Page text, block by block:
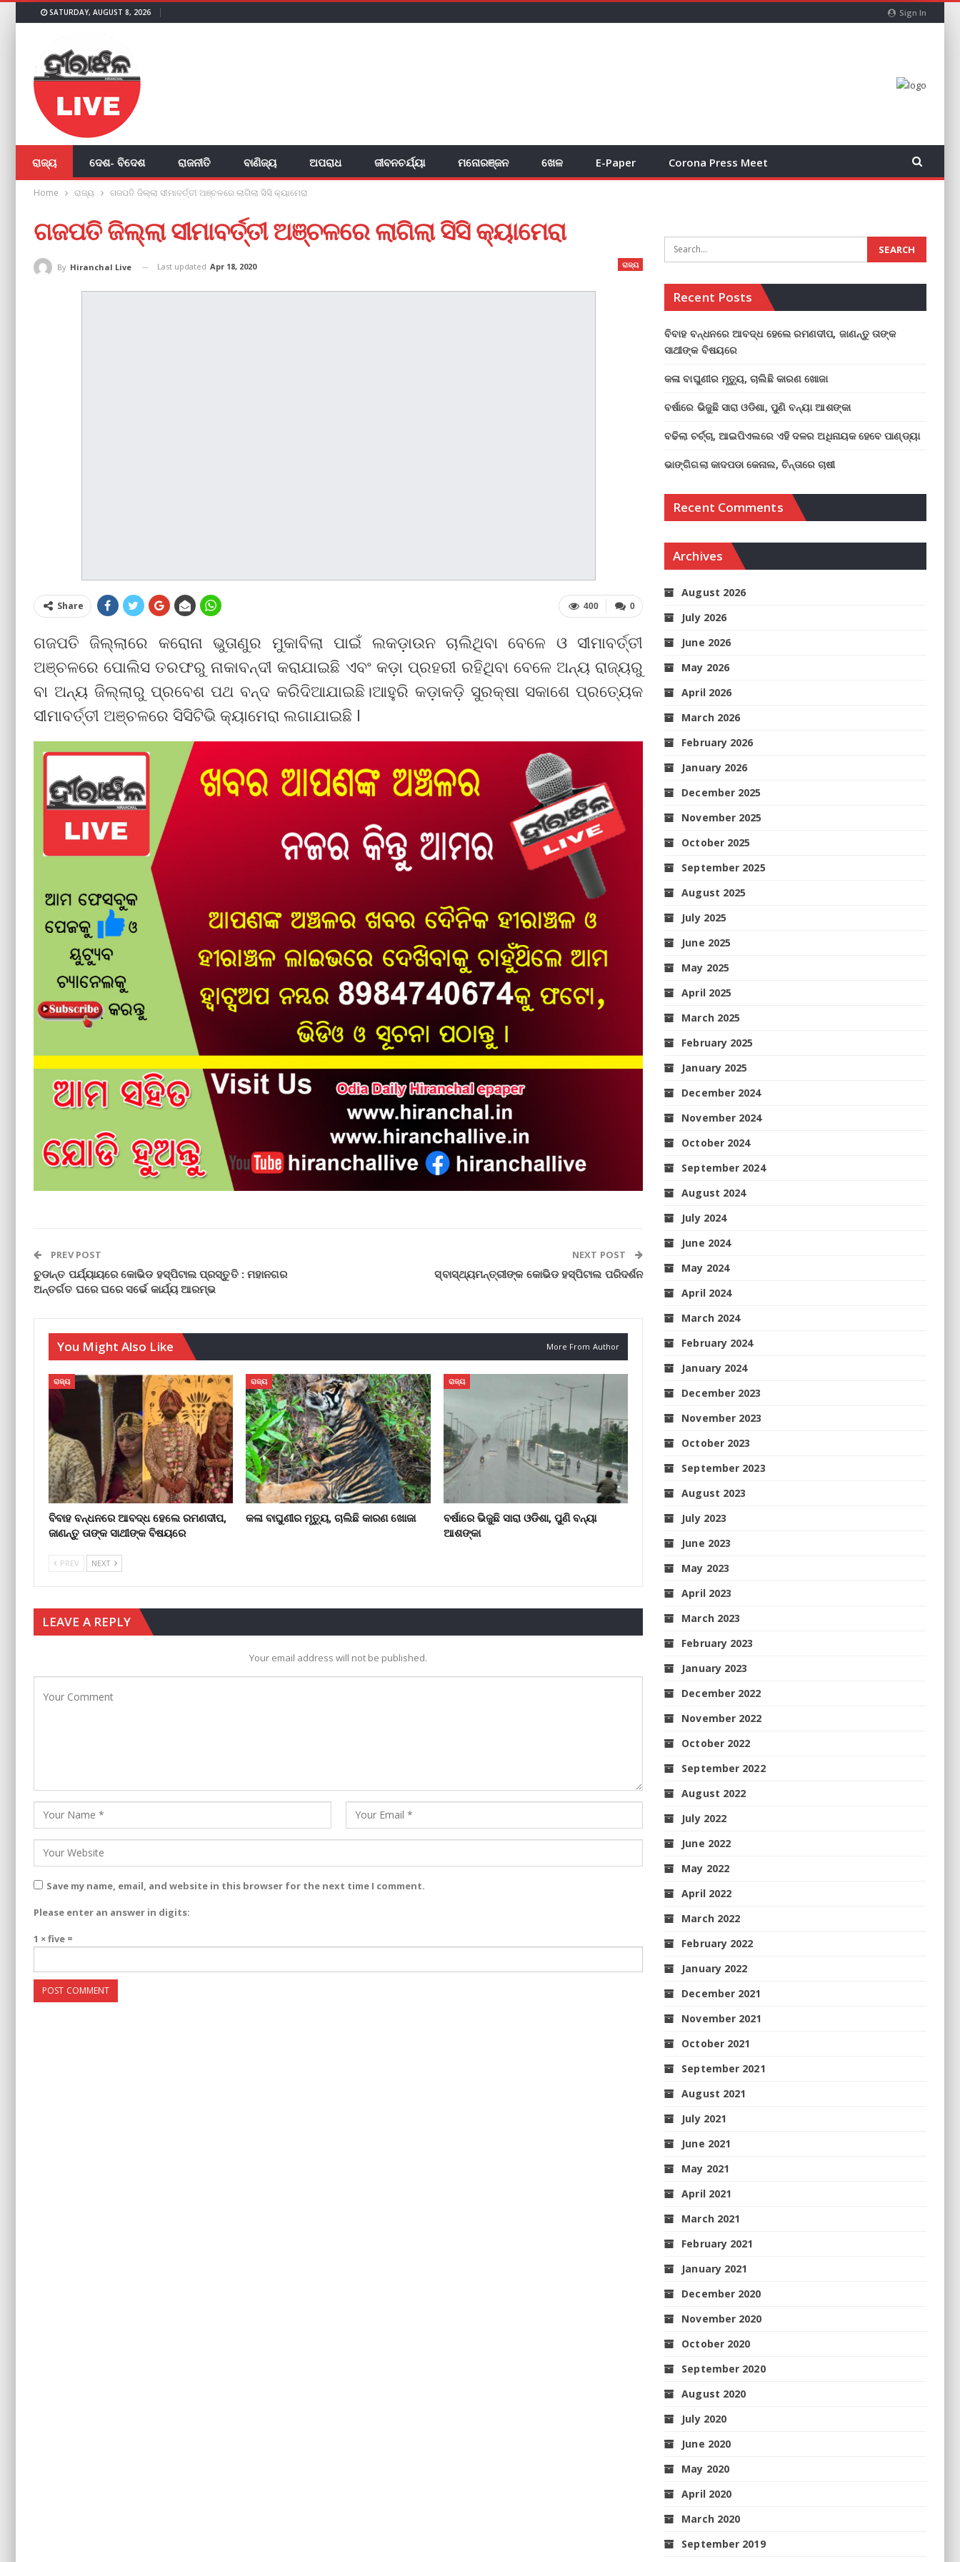
Sign In
SATURDAY, AUGUST 8, 2026
ରାଜ୍ୟ ଦେଶ- ବିଦେଶ ରାଜନୀତି ବାଣିଜ୍ୟ ଅପରାଧ ଜୀବନଚର୍ଯ୍ୟା ମନୋରଞ୍ଜନ ଖେଳ E-Paper Corona Press Meet
Home ରାଜ୍ୟ ଗଜପତି ଜିଲ୍ଲା ସୀମାବର୍ତ୍ତୀ ଅଞ୍ଚଳରେ ଲାଗିଲା ସିସି କ୍ୟାମେରା
ଗଜପତି ଜିଲ୍ଲା ସୀମାବର୍ତ୍ତୀ ଅଞ୍ଚଳରେ ଲାଗିଲା ସିସି କ୍ୟାମେରା
ରାଜ୍ୟ
By Hiranchal Live Last updated Apr 18, 2020
0
400
Share
ଗଜପତି ଜିଲ୍ଲାରେ କରୋନା ଭୁତାଣୁର ମୁକାବିଲା ପାଇଁ ଲକଡ଼ାଉନ ଚାଲିଥିବା ବେଳେ ଓ ସୀମାବର୍ତ୍ତୀ
ଅଞ୍ଚଳରେ ପୋଲିସ ତରଫରୁ ନାକାବନ୍ଦୀ କରାଯାଇଛି ଏବଂ କଡ଼ା ପ୍ରହରୀ ରହିଥିବା ବେଳେ ଅନ୍ୟ ରାଜ୍ୟରୁ
ବା ଅନ୍ୟ ଜିଲ୍ଲାରୁ ପ୍ରବେଶ ପଥ ବନ୍ଦ କରିଦିଆଯାଇଛି।ଆହୁରି କଡ଼ାକଡ଼ି ସୁରକ୍ଷା ସକାଶେ ପ୍ରତ୍ୟେକ
ସୀମାବର୍ତ୍ତୀ ଅଞ୍ଚଳରେ ସିସିଟିଭି କ୍ୟାମେରା ଲଗାଯାଇଛି I
PREV POST
ଚୁଡାନ୍ତ ପର୍ଯ୍ୟାୟରେ କୋଭିଡ ହସ୍ପିଟାଲ ପ୍ରସ୍ତୁତି : ମହାନଗର
ଅନ୍ତର୍ଗତ ଘରେ ଘରେ ସର୍ଭେ କାର୍ଯ୍ୟ ଆରମ୍ଭ
NEXT POST
ସ୍ବାସ୍ଥ୍ୟମନ୍ତ୍ରୀଙ୍କ କୋଭିଡ ହସ୍ପିଟାଲ ପରିଦର୍ଶନ
You Might Also Like More From Author
ରାଜ୍ୟ
ବିବାହ ବନ୍ଧନରେ ଆବଦ୍ଧ ହେଲେ ରମଣଦୀପ,
ଜାଣନ୍ତୁ ତାଙ୍କ ସାଥୀଙ୍କ ବିଷୟରେ
ରାଜ୍ୟ
କଳା ବାଘୁଣୀର ମୃତ୍ୟୁ, ଚାଲିଛି କାରଣ ଖୋଜା
ରାଜ୍ୟ
ବର୍ଷାରେ ଭିଜୁଛି ସାରା ଓଡିଶା, ପୁଣି ବନ୍ୟା
ଆଶଙ୍କା
PREV NEXT
LEAVE A REPLY
Your email address will not be published.
Save my name, email, and website in this browser for the next time I comment.
Please enter an answer in digits:
1 × five =
Recent Posts
ବିବାହ ବନ୍ଧନରେ ଆବଦ୍ଧ ହେଲେ ରମଣଦୀପ, ଜାଣନ୍ତୁ ତାଙ୍କ
ସାଥୀଙ୍କ ବିଷୟରେ
କଳା ବାଘୁଣୀର ମୃତ୍ୟୁ, ଚାଲିଛି କାରଣ ଖୋଜା
ବର୍ଷାରେ ଭିଜୁଛି ସାରା ଓଡିଶା, ପୁଣି ବନ୍ୟା ଆଶଙ୍କା
ବଢିଲା ଚର୍ଚ୍ଚା, ଆଇପିଏଲରେ ଏହି ଦଳର ଅଧିନାୟକ ହେବେ ପାଣ୍ଡ୍ୟା
ଭାଙ୍ଗିଗଲା କାଦପଡା କେନାଲ, ଚିନ୍ତାରେ ଚାଷୀ
Recent Comments
Archives
August 2026
July 2026
June 2026
May 2026
April 2026
March 2026
February 2026
January 2026
December 2025
November 2025
October 2025
September 2025
August 2025
July 2025
June 2025
May 2025
April 2025
March 2025
February 2025
January 2025
December 2024
November 2024
October 2024
September 2024
August 2024
July 2024
June 2024
May 2024
April 2024
March 2024
February 2024
January 2024
December 2023
November 2023
October 2023
September 2023
August 2023
July 2023
June 2023
May 2023
April 2023
March 2023
February 2023
January 2023
December 2022
November 2022
October 2022
September 2022
August 2022
July 2022
June 2022
May 2022
April 2022
March 2022
February 2022
January 2022
December 2021
November 2021
October 2021
September 2021
August 2021
July 2021
June 2021
May 2021
April 2021
March 2021
February 2021
January 2021
December 2020
November 2020
October 2020
September 2020
August 2020
July 2020
June 2020
May 2020
April 2020
March 2020
September 2019